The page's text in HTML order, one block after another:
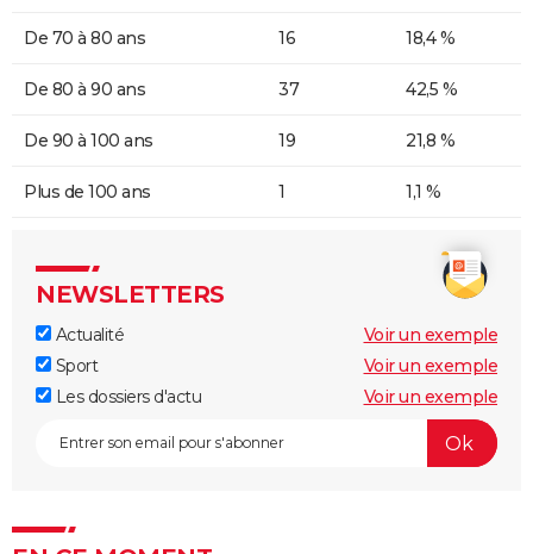
De 70 à 80 ans 16 18,4 %
De 80 à 90 ans 37 42,5 %
De 90 à 100 ans 19 21,8 %
Plus de 100 ans 1 1,1 %
NEWSLETTERS
Actualité
Voir un exemple
Sport
Voir un exemple
Les dossiers d'actu
Voir un exemple